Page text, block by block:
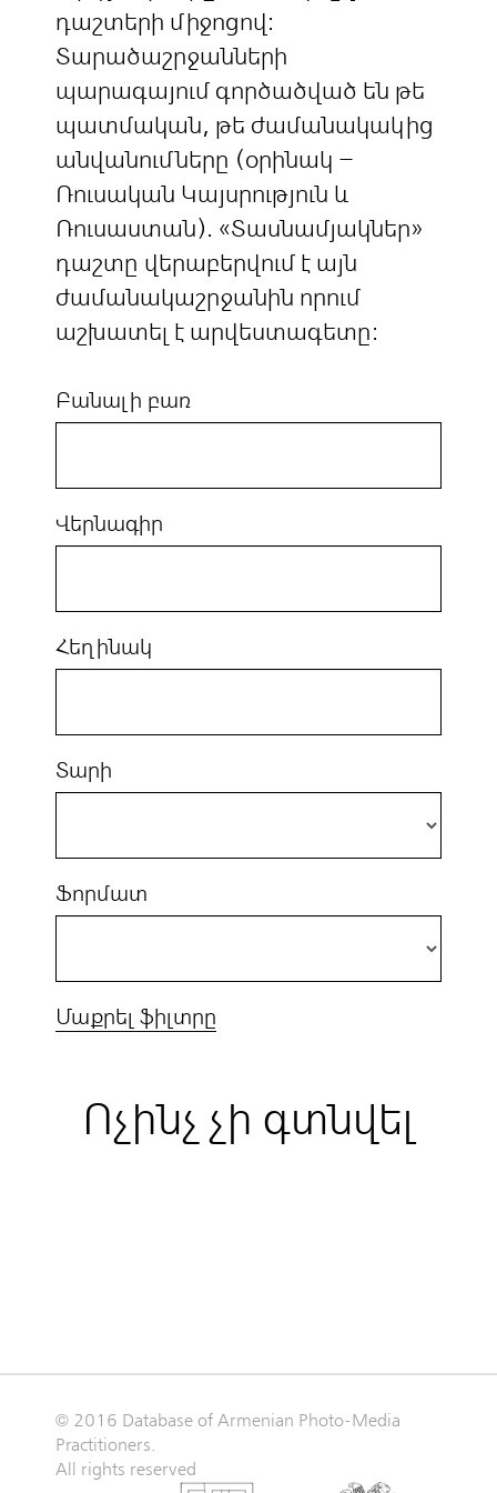
դաշտերի միջոցով:
Տարածաշրջանների
պարագայում գործածված են թե
պատմական, թե ժամանակակից
անվանումները (օրինակ –
Ռուսական Կայսրություն և
Ռուսաստան). «Տասնամյակներ»
դաշտը վերաբերվում է այն
ժամանակաշրջանին որում
աշխատել է արվեստագետը:
Բանալի բառ
Վերնագիր
Հեղինակ
Տարի
Ֆորմատ
Մաքրել ֆիլտրը
Ոչինչ չի գտնվել
© 2016 Database of Armenian Photo-Media
Practitioners.
All rights reserved